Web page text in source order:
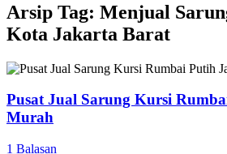
Arsip Tag: Menjual
Kota Jakarta Barat
Pusat Jual Sarung Kursi
Murah
1 Balasan